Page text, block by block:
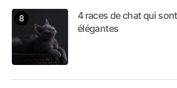
4 races de chat qui
élégantes